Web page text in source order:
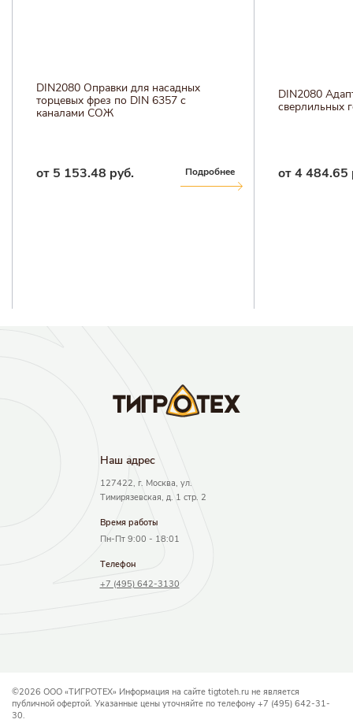
DIN2080 Оправки для насадных
торцевых фрез по DIN 6357 с
каналами СОЖ
от 5 153.48 руб. Подробнее
DIN2080
сверлильных
от 4 484.65
Наш адрec
127422, г. Москва, ул.
Тимирязевская, д. 1 стр. 2
Время работы
Пн-Пт 9:00 - 18:01
Телефон
+7 (495) 642-3130
©2026 ООО «ТИГРОТЕХ» Информация на сайте tigtoteh.ru не является
публичной офертой. Указанные цены уточняйте по телефону +7 (495) 642-31-
30.